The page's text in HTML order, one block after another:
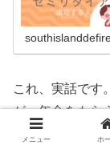
これ、実話です
が、年金をもら
子にお金を借り
メニュー ホ